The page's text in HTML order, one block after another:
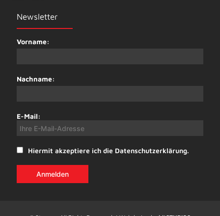
Newsletter
Vorname:
Nachname:
E-Mail:
Hiermit akzeptiere ich die Datenschutzerklärung.